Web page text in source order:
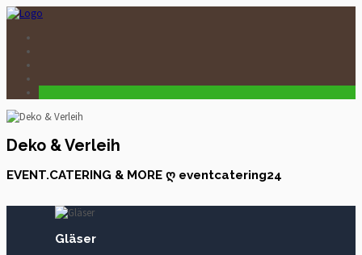
Deko & Verleih
EVENT.CATERING & MORE ღ eventcatering24
Gläser